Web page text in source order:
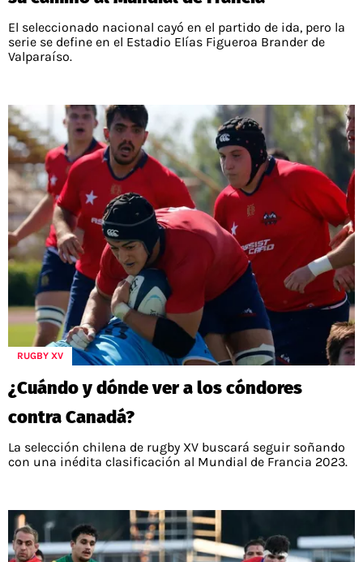
El seleccionado nacional cayó en el partido de ida, pero la
serie se define en el Estadio Elías Figueroa Brander de
Valparaíso.
RUGBY XV
¿Cuándo y dónde ver a los cóndores
contra Canadá?
La selección chilena de rugby XV buscará seguir soñando
con una inédita clasificación al Mundial de Francia 2023.